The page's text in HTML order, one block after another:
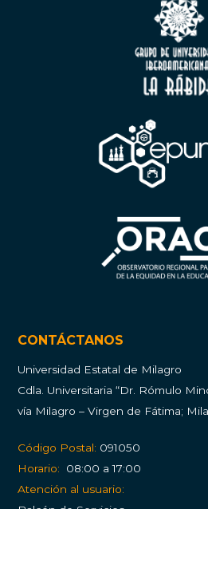
CONTÁCTANOS
Universidad Estatal de Milagro
Cdla. Universitaria “Dr. Rómulo
vía Milagro – Virgen de Fátima;
Código Postal: 091050
Horario:
08:00 a 17:00
Atención al usuario:
Balcón de Servicios